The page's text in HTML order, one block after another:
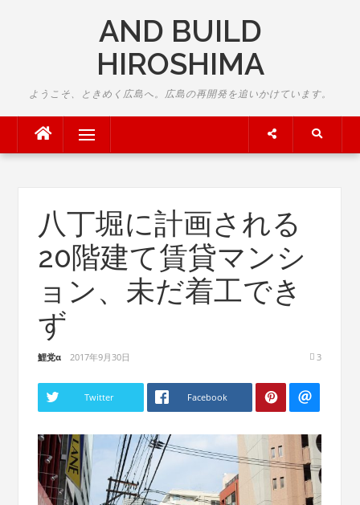
AND BUILD
HIROSHIMA
ようこそ、ときめく広島へ。広島の再開発を追いかけています。
Menu
八丁堀に計画される
20階建て賃貸マンシ
ョン、未だ着工でき
ず
鯉党α 2017年9月30日 3
Twitter Facebook